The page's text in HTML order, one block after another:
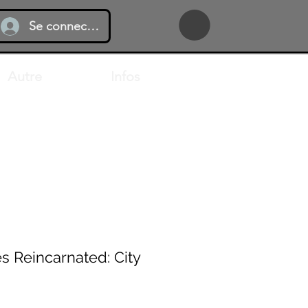
Se connecter
Reincarnated: City